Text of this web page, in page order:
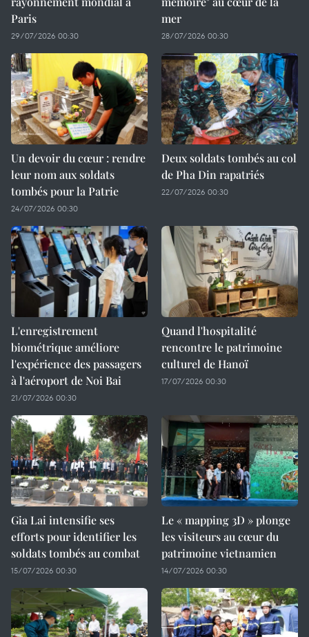
Paris
29/07/2026 00:30
mer
28/07/2026 00:30
Un devoir du cœur : rendre
leur nom aux soldats
tombés pour la Patrie
24/07/2026 00:30
Deux soldats tombés au col
de Pha Din rapatriés
22/07/2026 00:30
L'enregistrement
biométrique améliore
l'expérience des passagers
à l'aéroport de Noi Bai
21/07/2026 00:30
Quand l'hospitalité
rencontre le patrimoine
culturel de Hanoï
17/07/2026 00:30
Gia Lai intensifie ses
efforts pour identifier les
soldats tombés au combat
15/07/2026 00:30
Le « mapping 3D » plonge
les visiteurs au cœur du
patrimoine vietnamien
14/07/2026 00:30